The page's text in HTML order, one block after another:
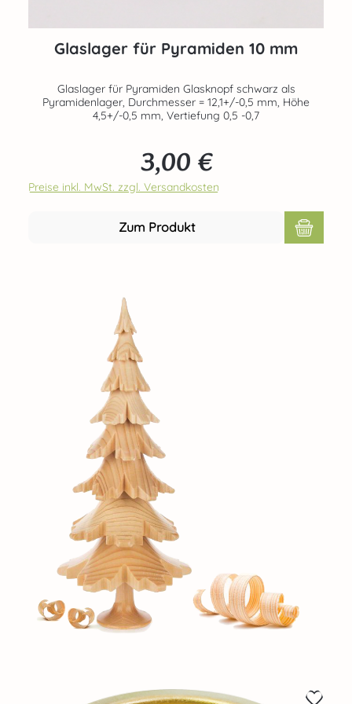
Glaslager für Pyramiden 10 mm
Glaslager für Pyramiden Glasknopf schwarz als
Pyramidenlager, Durchmesser = 12,1+/-0,5 mm, Höhe
4,5+/-0,5 mm, Vertiefung 0,5 -0,7
Regulärer Preis:
3,00 €
Preise inkl. MwSt. zzgl. Versandkosten
Zum Produkt